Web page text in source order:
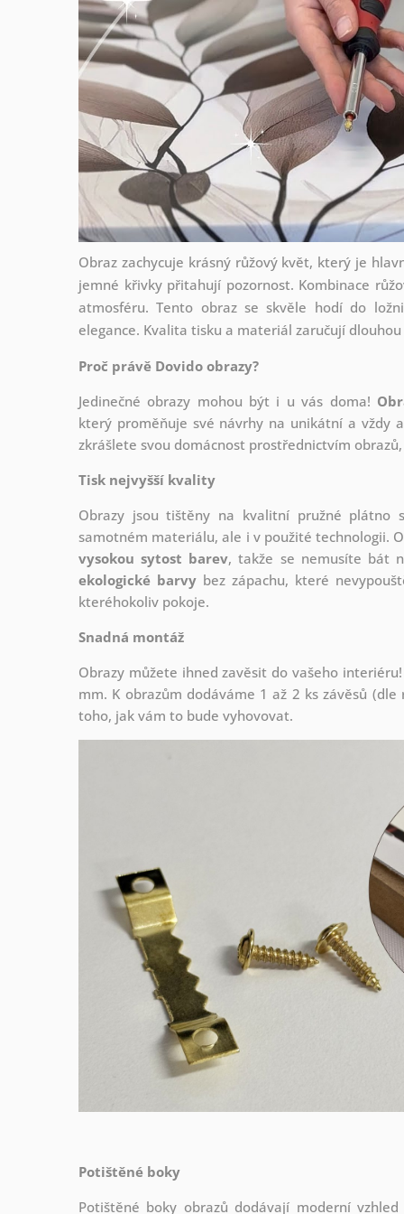
Obraz zachycuje krásný růžový květ, který je
jemné křivky přitahují pozornost. Kombinace
atmosféru. Tento obraz se skvěle hodí do
elegance. Kvalita tisku a materiál zaručují
Proč právě Dovido obrazy?
Jedinečné obrazy mohou být i u vás doma!
který proměňuje své návrhy na unikátní a vždy
zkrášlete svou domácnost prostřednictvím
Tisk nejvyšší kvality
Obrazy jsou tištěny na kvalitní pružné plátno
samotném materiálu, ale i v použité technologii.
vysokou sytost barev, takže se nemusíte bát
ekologické barvy bez zápachu, které
kteréhokoliv pokoje.
Snadná montáž
Obrazy můžete ihned zavěsit do vašeho
mm. K obrazům dodáváme 1 až 2 ks závěsů
toho, jak vám to bude vyhovovat.
Potištěné boky
Potištěné boky obrazů dodávají moderní